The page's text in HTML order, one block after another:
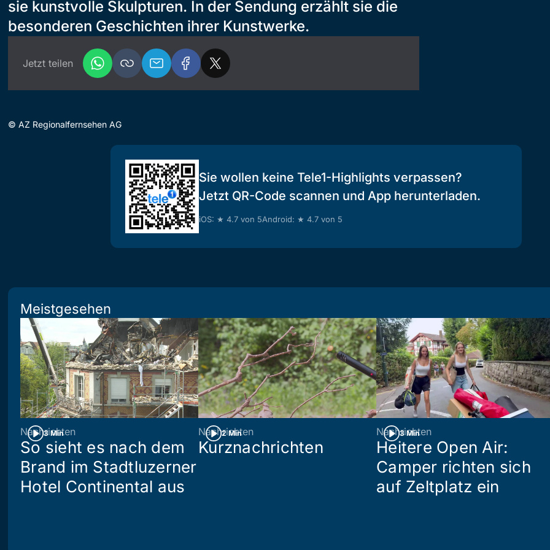
sie kunstvolle Skulpturen. In der Sendung erzählt sie die
besonderen Geschichten ihrer Kunstwerke.
Jetzt teilen
© AZ Regionalfernsehen AG
Sie wollen keine Tele1-Highlights verpassen?
Jetzt QR-Code scannen und App herunterladen.
iOS: ★ 4.7 von 5Android: ★ 4.7 von 5
Meistgesehen
3 Min
Nachrichten
So sieht es nach dem
Brand im Stadtluzerner
Hotel Continental aus
2 Min
Nachrichten
Kurznachrichten
3 Min
Nachrichten
Heitere Open Air:
Camper richten sich
auf Zeltplatz ein